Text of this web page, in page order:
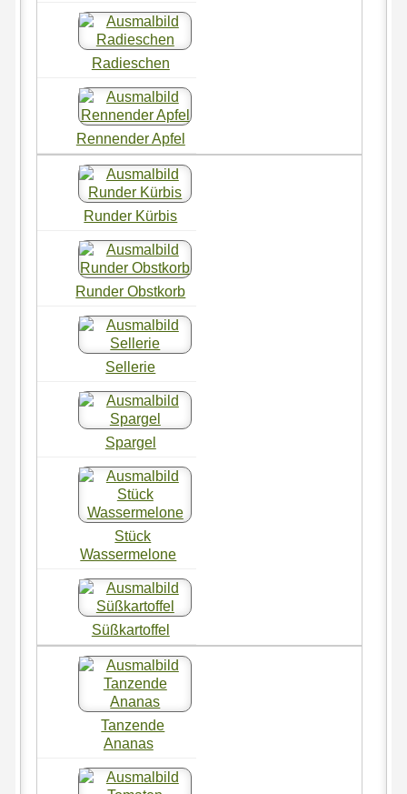
Radieschen
Rennender Apfel
Runder Kürbis
Runder Obstkorb
Sellerie
Spargel
Stück
Wassermelone
Süßkartoffel
Tanzende
Ananas